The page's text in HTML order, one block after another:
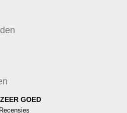
ZEER GOED
Recensies